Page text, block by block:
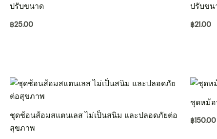
ปรับขนาด
฿25.00
ปรับขน
฿21.00
ชุดช้อนส้อมสแตนเลส ไม่เป็นสนิม และปลอดภัยต่อ
สุขภาพ
ชุดหม้อ
฿150.00